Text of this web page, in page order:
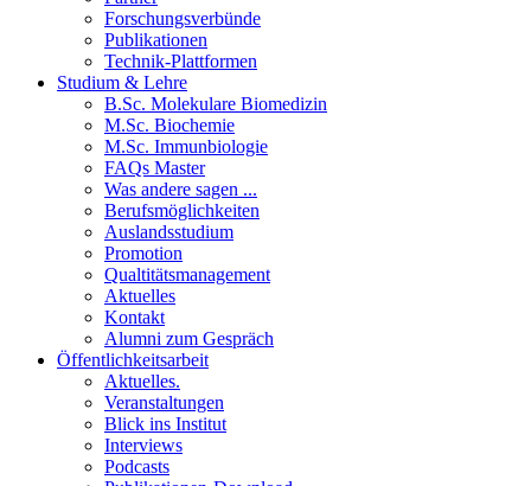
Forschungsverbünde
Publikationen
Technik-Plattformen
Studium & Lehre
B.Sc. Molekulare Biomedizin
M.Sc. Biochemie
M.Sc. Immunbiologie
FAQs Master
Was andere sagen ...
Berufsmöglichkeiten
Auslandsstudium
Promotion
Qualtitätsmanagement
Aktuelles
Kontakt
Alumni zum Gespräch
Öffentlichkeitsarbeit
Aktuelles.
Veranstaltungen
Blick ins Institut
Interviews
Podcasts